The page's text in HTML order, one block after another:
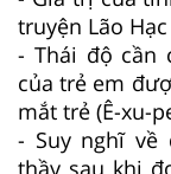
truyện Lão
- Thái độ cần
của trẻ em
mắt trẻ (Ê-xu-
- Suy nghĩ về
thầy sau khi